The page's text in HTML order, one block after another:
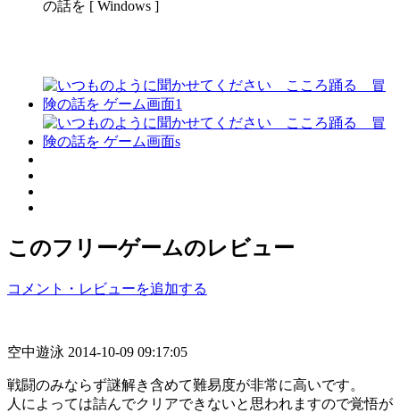
の話を [ Windows ]
このフリーゲームのレビュー
コメント・レビューを追加する
空中遊泳 2014-10-09 09:17:05
戦闘のみならず謎解き含めて難易度が非常に高いです。
人によっては詰んでクリアできないと思われますので覚悟が